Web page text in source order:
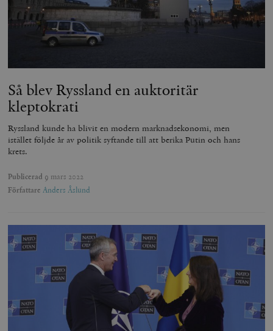
Så blev Ryssland en auktoritär
kleptokrati
Ryssland kunde ha blivit en modern marknadsekonomi, men
istället följde år av politik syftande till att berika Putin och hans
krets.
Publicerad 9 mars 2022
Författare Anders Åslund